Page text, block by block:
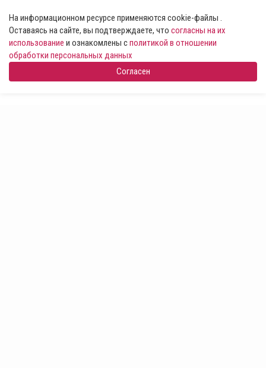
На информационном ресурсе применяются cookie-файлы .
Оставаясь на сайте, вы подтверждаете, что согласны на их
использование и ознакомлены сполитикой в отношении
обработки персональных данных
Согласен